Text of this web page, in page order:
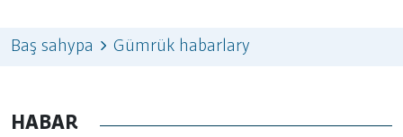
Baş sahypa Gümrük habarlary
HABAR